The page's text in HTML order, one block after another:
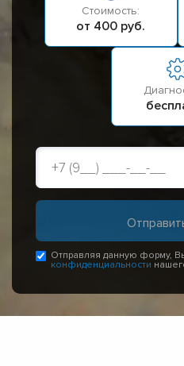
Стоимость:
от 400 руб.
Отправляя данную форму,
конфиденциальности